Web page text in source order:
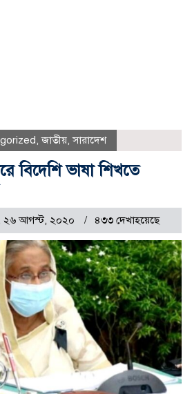
,জাতীয়,সারাদেশ
বিদেশি ভাষা শিখতে
২৬ আগস্ট, ২০২০ ৪৩৩ দেখাহয়েছে